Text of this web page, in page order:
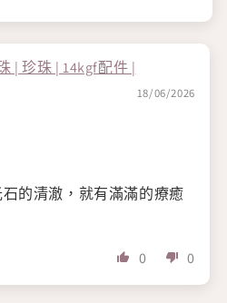
| 珍珠 | 14kgf配件 |
18/06/2026
的清澈，就有滿滿的療癒
0 0